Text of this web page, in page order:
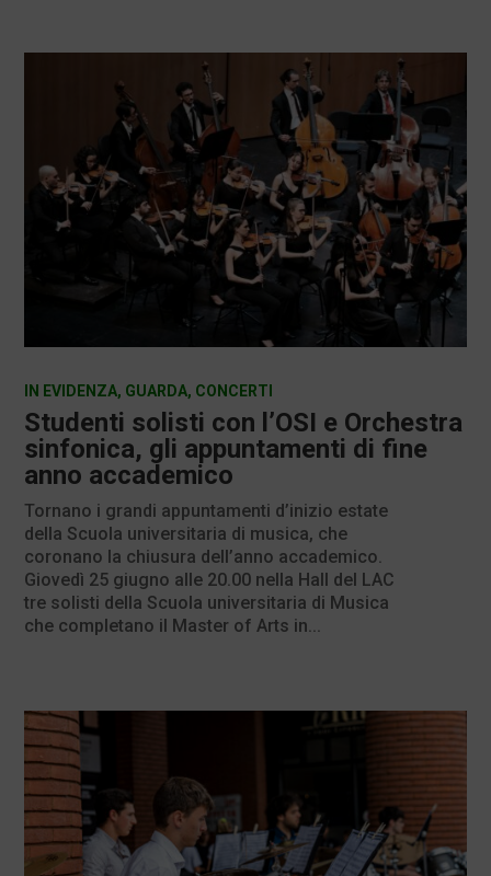
Studenti solisti con l’OSI e Orchestra
sinfonica, gli appuntamenti di fine
anno accademico
IN EVIDENZA, GUARDA, CONCERTI
Tornano i grandi appuntamenti d’inizio estate
della Scuola universitaria di musica, che
coronano la chiusura dell’anno accademico.
Giovedì 25 giugno alle 20.00 nella Hall del LAC
tre solisti della Scuola universitaria di Musica
che completano il Master of Arts in...